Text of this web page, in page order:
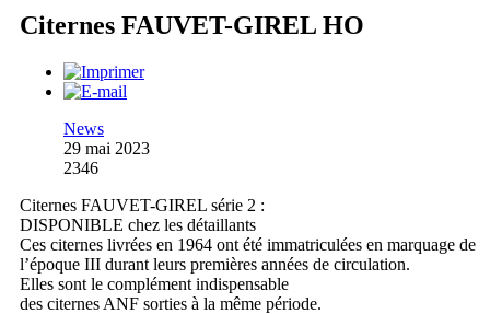
Citernes FAUVET-GIREL HO
News
29 mai 2023
2346
Citernes FAUVET-GIREL série 2 :
DISPONIBLE chez les détaillants
Ces citernes livrées en 1964 ont été immatriculées en marquage de
l’époque III durant leurs premières années de circulation.
Elles sont le complément indispensable
des citernes ANF sorties à la même période.